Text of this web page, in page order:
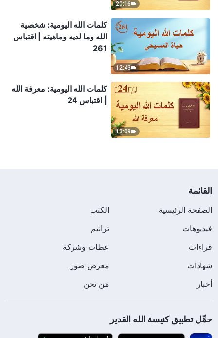
20:16
12:43
كلمات الله اليومية: شخصية
الله وما لديه وماهيته | اقتباس
261
13:09
كلمات الله اليومية: معرفة الله
| اقتباس 24
القائمة
الصفحة الرئيسية
الكتب
فيديوهات
ترانيم
قراءات
عظات وشركة
شهادات
معرض صور
أخبار
مَن نحن
حمِّل تطبيق كنيسة الله القدير